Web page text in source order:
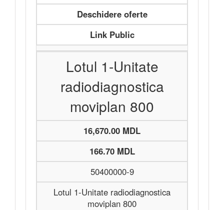
Deschidere oferte
Link Public
Lotul 1-Unitate
radiodiagnostica
moviplan 800
16,670.00 MDL
166.70 MDL
50400000-9
Lotul 1-Unitate radiodiagnostica
moviplan 800